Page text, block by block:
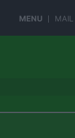
MENU MAIL